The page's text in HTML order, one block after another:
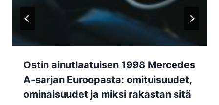
Ostin ainutlaatuisen 1998 Mercedes
A-sarjan Euroopasta: omituisuudet,
ominaisuudet ja miksi rakastan sitä